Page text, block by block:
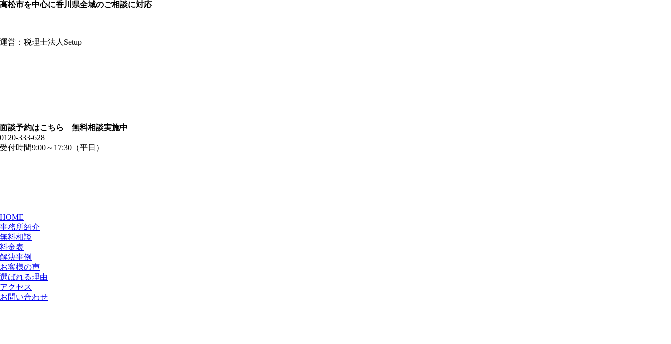
高松市を中心に香川県全域のご相談に対応
運営：税理士法人Setup
面談予約はこちら 無料相談実施中
0120-333-628
受付時間9:00～17:30（平日）
HOME
事務所紹介
無料相談
料金表
解決事例
お客様の声
選ばれる理由
アクセス
お問い合わせ